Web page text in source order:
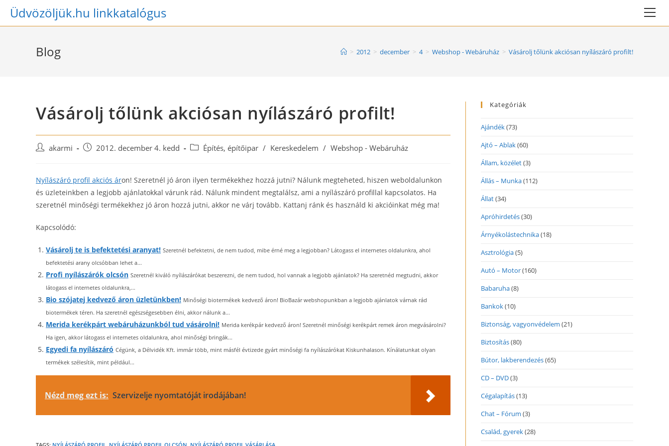
SkipÜdvözöljük.hu linkkatalógus
Blog > 2012 > december > 4 > Webshop - Webáruház > Vásárolj tőlünk akciósan nyílászáró profilt!
Vásárolj tőlünk akciósan nyílászáró profilt!
Postakarmi
Post 2012. december 4. kedd
Post Építés, építőipar / Kereskedelem / Webshop - Webáruház
Nyílászáró profil akciós áron! Szeretnél jó áron ilyen termékekhez hozzá jutni? Nálunk megteheted, hiszen weboldalunkon
és üzleteinkben a legjobb ajánlatokkal várunk rád. Nálunk mindent megtalálsz, ami a nyílászáró profillal kapcsolatos. Ha
szeretnél minőségi termékekhez jó áron hozzá jutni, akkor ne várj tovább. Kattanj ránk és használd ki akcióinkat még ma!
Kapcsolódó:
Vásárolj te is befektetési aranyat! Szeretnél befektetni, de nem tudod, mibe érné meg a legjobban? Látogass el internetes oldalunkra, ahol
befektetési arany olcsóbban lehet a...
Profi nyílászárók olcsón Szeretnél kiváló nyílászárókat beszerezni, de nem tudod, hol vannak a legjobb ajánlatok? Ha szeretnéd megtudni, akkor
látogass el internetes oldalunkra,...
Bio szójatej kedvező áron üzletünkben! Minőségi biotermékek kedvező áron! BioBazár webshopunkban a legjobb ajánlatok várnak rád
biotermékek téren. Ha szeretnél egészségesebben élni, akkor nálunk a...
Merida kerékpárt webáruházunkból tud vásárolni! Merida kerékpár kedvező áron! Szeretnél minőségi kerékpárt remek áron megvásárolni?
Ha igen, akkor látogass el internetes oldalunkra, ahol minőségi bringák...
Egyedi fa nyílászáró Cégünk, a Délvidék Kft. immár több, mint másfél évtizede gyárt minőségi fa nyílászárókat Kiskunhalason. Kínálatunkat olyan
termékek szélesítik, mint például...
Nézd meg ezt is: Szervizelje nyomtatóját irodájában!
Kategóriák
Ajándék(73)
Ajtó – Ablak(60)
Állam, közélet(3)
Állás – Munka(112)
Állat(34)
Apróhirdetés(30)
Árnyékolástechnika(18)
Asztrológia(5)
Autó – Motor(160)
Babaruha(8)
Bankok(10)
Biztonság, vagyonvédelem (21)
Biztosítás(80)
Bútor, lakberendezés(65)
CD – DVD(3)
Cégalapítás(13)
Chat – Fórum (3)
Család, gyerek(28)